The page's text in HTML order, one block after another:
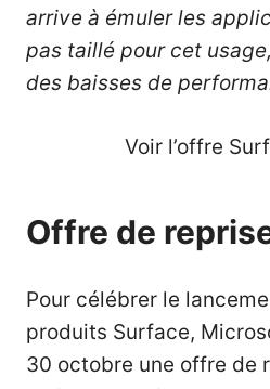
arrive à émuler les
pas taillé pour cet
des baisses de
Voir l’offre
Offre de
Pour célébrer le
produits Surface,
30 octobre une offre de